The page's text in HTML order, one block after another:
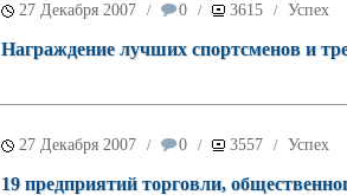
27 Декабря 2007 / 0 / 3615 / Успех
Награждение лучших спортсменов и
27 Декабря 2007 / 0 / 3557 / Успех
19 предприятий торговли,